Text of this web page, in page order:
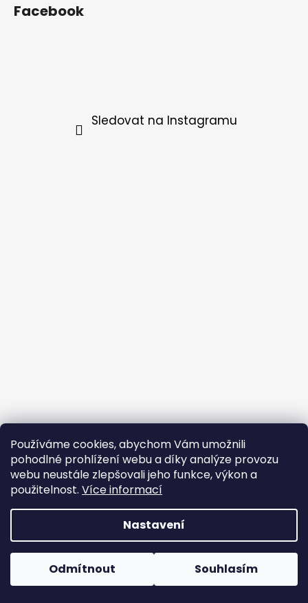
Používáme cookies, abychom Vám umožnili
pohodlné prohlížení webu a díky analýze provozu
webu neustále zlepšovali jeho funkce, výkon a
použitelnost. Více informací
Nastavení
Odmítnout Souhlasím
Facebook
Sledovat na Instagramu